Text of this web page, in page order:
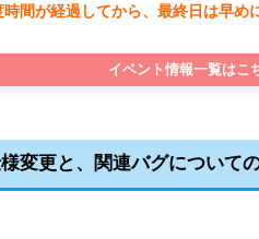
間が経過してから、最終日は早め
イベント情報一覧はこ
変更と、関連バグについて